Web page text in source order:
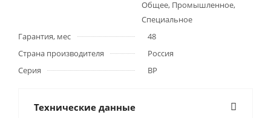
Общее, Промышленное,
Специальное
Гарантия, мес
48
Страна производителя
Россия
Серия
ВР
Технические данные